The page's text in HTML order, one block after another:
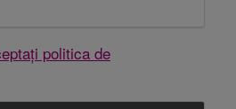
politica de